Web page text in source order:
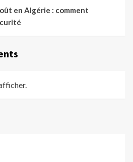
en Algérie : comment